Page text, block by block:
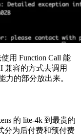
用 Function Call 能
兼容的方式去调用
力的部分放出来。
的 lite-4k 到最贵的
分为后付费和预付费